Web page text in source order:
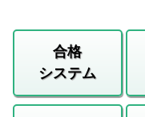
合格
システム